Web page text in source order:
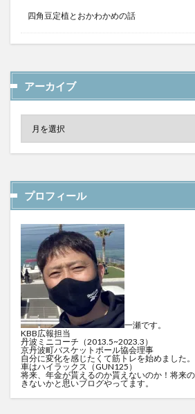
四角豆定植とおかわかめの話
アーカイブ
プロフィール
一瀬です。
KBB広報担当
丹波ミニコーチ（2013.5~2023.3）
京丹波町バスケットボール協会理事
自分に変化を感じたくて筋トレを始めました。
車はハイラックス（GUN125）
将来、年金が貰えるのか貰えないのか！将来
きないかと思いブログやってます。